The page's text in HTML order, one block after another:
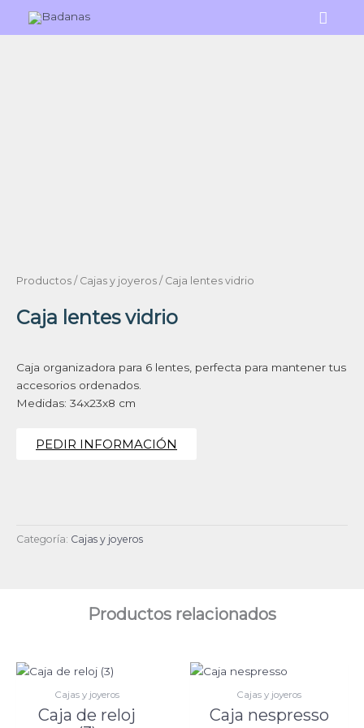
Menú
Productos / Cajas y joyeros / Caja lentes vidrio
Caja lentes vidrio
Caja organizadora para 6 lentes, perfecta para mantener tus
accesorios ordenados.
Medidas: 34x23x8 cm
PEDIR INFORMACIÓN
Categoría: Cajas y joyeros
Productos relacionados
Cajas y joyeros
Caja de reloj
Cajas y joyeros
Caja nespresso